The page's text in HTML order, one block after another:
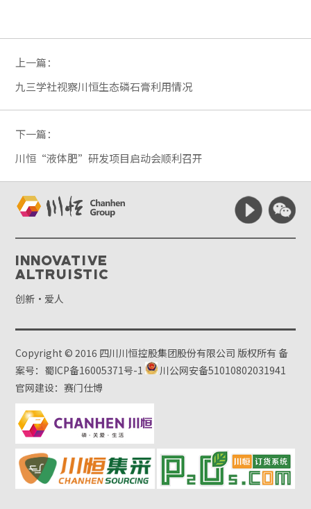
上一篇：
九三学社视察川恒生态磷石膏利用情况
下一篇：
川恒“液体肥”研发项目启动会顺利召开
Innovative
Altruistic
创新·爱人
Copyright © 2016 四川川恒控股集团股份有限公司 版权所有备
案号：蜀ICP备16005371号-1
川公网安备51010802031941
官网建设：赛门仕博